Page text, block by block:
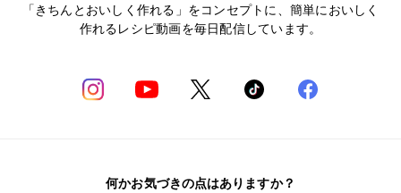
「きちんとおいしく作れる」をコンセプトに、簡単においしく
作れるレシピ動画を毎日配信しています。
何かお気づきの点はありますか？